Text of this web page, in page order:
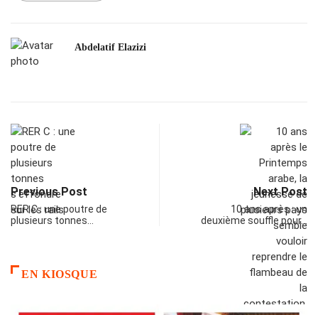
Abdelatif Elazizi
Previous Post
RER C : une poutre de
plusieurs tonnes…
Next Post
10 ans après : un
deuxième souffle pour…
EN KIOSQUE